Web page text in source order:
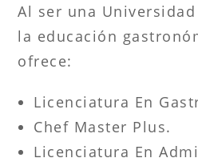
Al ser una
la educación
ofrece:
Licenciatura En
Chef Master Plus.
Licenciatura En